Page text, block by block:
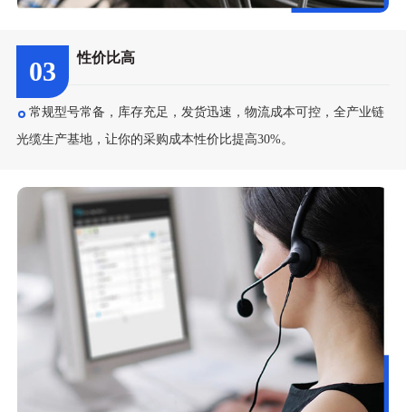
03 性价比高
常规型号常备，库存充足，发货迅速，物流成本可控，全产业链
光缆生产基地，让你的采购成本性价比提高30%。